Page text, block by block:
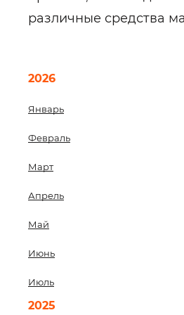
различные средства
2026
Январь
Февраль
Март
Апрель
Май
Июнь
Июль
2025